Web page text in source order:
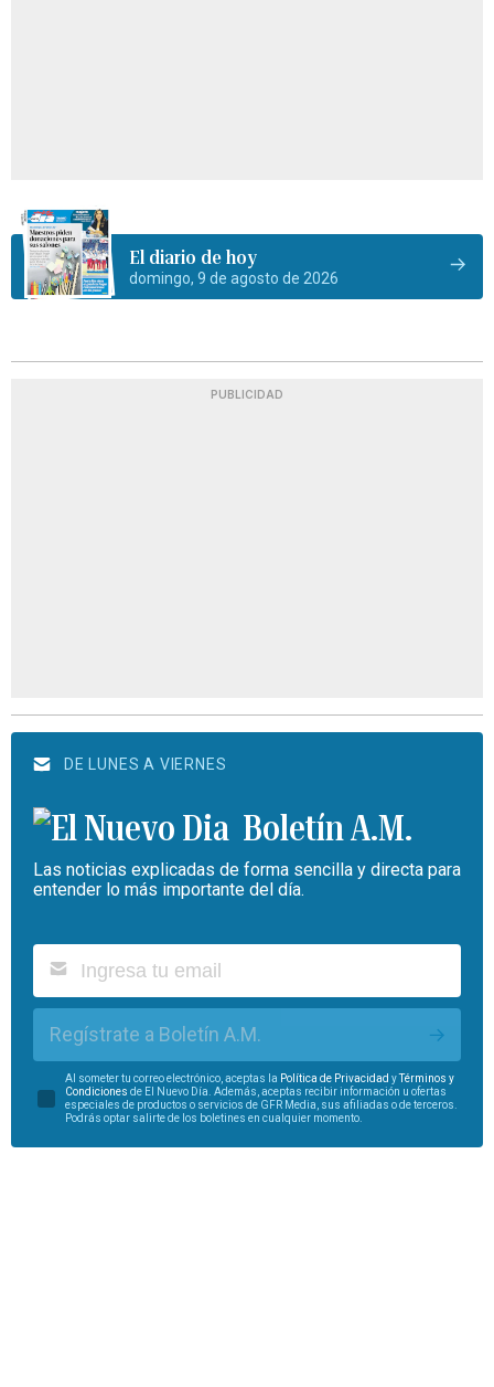
El diario de hoy
domingo, 9 de agosto de 2026
PUBLICIDAD
DE LUNES A VIERNES
Boletín A.M.
Las noticias explicadas de forma sencilla y directa para
entender lo más importante del día.
Regístrate a Boletín A.M.
Al someter tu correo electrónico, aceptas la Política de Privacidad y
Términos y
Condiciones de El Nuevo Día. Además, aceptas recibir información u ofertas
especiales de productos o servicios de GFR Media, sus afiliadas o de terceros.
Podrás optar salirte de los boletines en cualquier momento.